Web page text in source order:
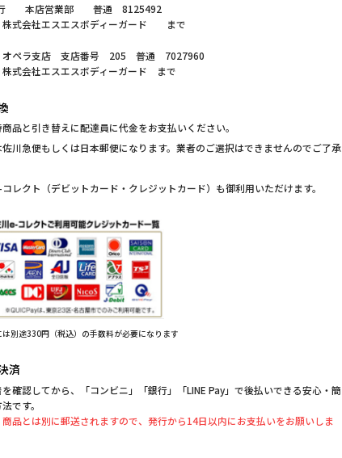
行 本店営業部 普通 8125492
式会社エスエスボディーガード まで
ペラ支店 支店番号 205 普通 7027960
式会社エスエスボディーガード まで
品と引き替えに配達員に代金をお支払いください。
川急便もしくは日本郵便になります。業者のご選択はできませんのでご了承
レクト（デビットカード・クレジットカード）も御利用いただけます。
別途330円（税込）の手数料が必要になります
済
確認してから、「コンビニ」「銀行」「LINE Pay」で後払いできる安心・簡
です。
品とは別に郵送されますので、発行から14日以内にお支払いをお願いしま